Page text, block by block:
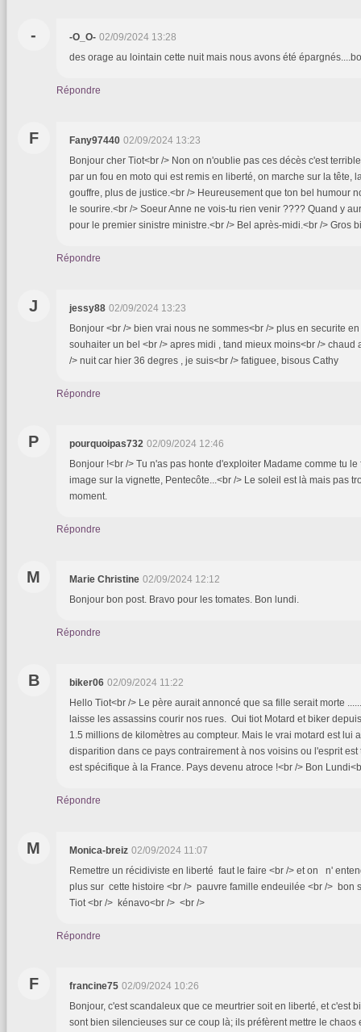
- -O_O- 02/09/2024 13:28
des orage au lointain cette nuit mais nous avons été
Répondre
F Fany97440 02/09/2024 13:23
Bonjour cher Tiot<br /> Non on n'oublie pas ces décès c'est
par un fou en moto qui est remis en liberté, on marche sur la tête,
gouffre, plus de justice.<br /> Heureusement que ton bel humour
le sourire.<br /> Soeur Anne ne vois-tu rien venir ???? Quand y
pour le premier sinistre ministre.<br /> Bel après-midi.<br /> Gros
Répondre
J jessy88 02/09/2024 13:23
Bonjour <br /> bien vrai nous ne sommes<br /> plus en securite
souhaiter un bel <br /> apres midi , tand mieux moins<br /> chaud
/> nuit car hier 36 degres , je suis<br /> fatiguee, bisous Cathy
Répondre
P pourquoipas732 02/09/2024 12:46
Bonjour !<br /> Tu n'as pas honte d'exploiter Madame comme tu
image sur la vignette, Pentecôte...<br /> Le soleil est là mais pas
moment.
Répondre
M Marie Christine 02/09/2024 12:12
Bonjour bon post. Bravo pour les tomates. Bon lundi.
Répondre
B biker06 02/09/2024 11:22
Hello Tiot<br /> Le père aurait annoncé que sa fille serait morte
laisse les assassins courir nos rues. Oui tiot Motard et biker
1.5 millions de kilomètres au compteur. Mais le vrai motard est lui
disparition dans ce pays contrairement à nos voisins ou l'esprit
est spécifique à la France. Pays devenu atroce !<br /> Bon
Répondre
M Monica-breiz 02/09/2024 11:07
Remettre un récidiviste en liberté faut le faire <br /> et on n'
plus sur cette histoire <br /> pauvre famille endeuilée <br /> bon
Tiot <br /> kénavo<br /> <br />
Répondre
F francine75 02/09/2024 10:26
Bonjour, c'est scandaleux que ce meurtrier soit en liberté, et c'est
sont bien silencieuses sur ce coup là; ils préfèrent mettre le chaos